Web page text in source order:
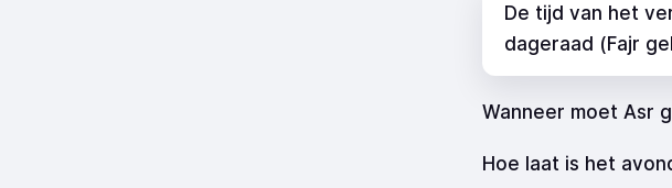
De tijd van het
dageraad (Fajr
Wanneer moet Asr
Hoe laat is het